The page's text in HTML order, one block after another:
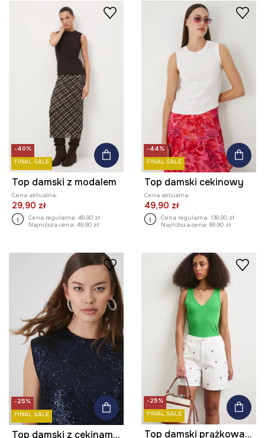
-40%
FINAL SALE
Top damski z modalem
Cena aktualna:
29,90 zł
Cena regularna: 49,90 zł
Najniższa cena: 49,90 zł
-44%
FINAL SALE
Top damski cekinowy
Cena aktualna:
49,90 zł
Cena regularna: 139,90 zł
Najniższa cena: 89,90 zł
-25%
FINAL SALE
Top damski z cekinami kolor granatowy
-25%
FINAL SALE
Top damski prążkowany z modalem kolor zielony